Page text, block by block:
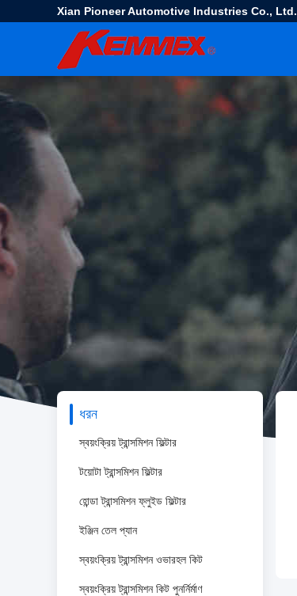
Xian Pioneer Automotive Industries Co., Ltd.
ধরন
স্বয়ংক্রিয় ট্রান্সমিশন ফিল্টার
টয়োটা ট্রান্সমিশন ফিল্টার
হোন্ডা ট্রান্সমিশন ফ্লুইড ফিল্টার
ইঞ্জিন তেল প্যান
স্বয়ংক্রিয় ট্রান্সমিশন ওভারহল কিট
স্বয়ংক্রিয় ট্রান্সমিশন কিট পুনর্নির্মাণ